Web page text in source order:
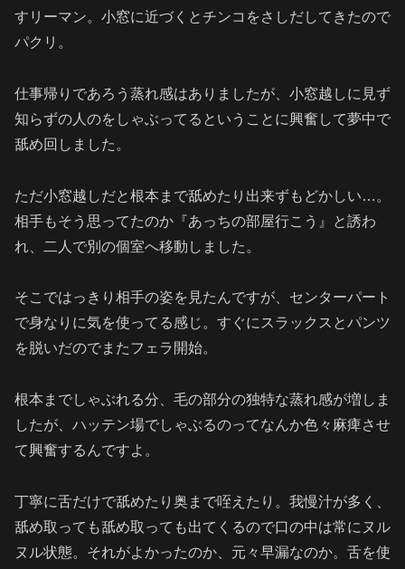
すリーマン。小窓に近づくとチンコをさしだしてきたので
パクリ。
仕事帰りであろう蒸れ感はありましたが、小窓越しに見ず
知らずの人のをしゃぶってるということに興奮して夢中で
舐め回しました。
ただ小窓越しだと根本まで舐めたり出来ずもどかしい…。
相手もそう思ってたのか『あっちの部屋行こう』と誘わ
れ、二人で別の個室へ移動しました。
そこではっきり相手の姿を見たんですが、センターパート
で身なりに気を使ってる感じ。すぐにスラックスとパンツ
を脱いだのでまたフェラ開始。
根本までしゃぶれる分、毛の部分の独特な蒸れ感が増しま
したが、ハッテン場でしゃぶるのってなんか色々麻痺させ
て興奮するんですよ。
丁寧に舌だけで舐めたり奥まで咥えたり。我慢汁が多く、
舐め取っても舐め取っても出てくるので口の中は常にヌル
ヌル状態。それがよかったのか、元々早漏なのか。舌を使